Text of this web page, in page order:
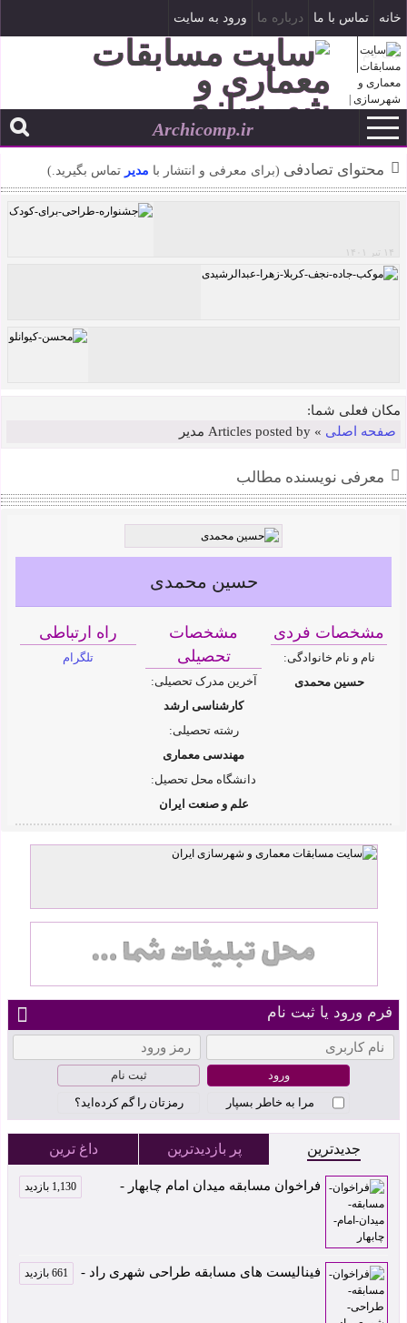
خانه تماس با ما درباره ما ورود به سایت
ثبت نام
۱۹ مرداد ۱۴۰۵Archicomp.ir
محتوای تصادفی (برای معرفی و انتشار با مدیر تماس بگیرید.)
جشنواره طراحی برای کودک
۱۴ تیر ۱۴۰۱
موکب جاده نجف-کربلا اثر زهرا عبدالرشیدی
مکان فعلی شما:
صفحه اصلی » Articles posted by مدیر
معرفی نویسنده مطالب
حسین محمدی
مشخصات فردی
نام و نام خانوادگی:
حسین محمدی
مشخصات
تحصیلی
آخرین مدرک تحصیلی:
کارشناسی ارشد
رشته تحصیلی:
مهندسی معماری
دانشگاه محل تحصیل:
علم و صنعت ایران
راه ارتباطی
تلگرام
فرم ورود یا ثبت نام
ثبت نام
مرا به خاطر بسپار
رمزتان را گم کرده‌اید؟
جدیدترین پر بازدیدترین داغ ترین
فراخوان مسابقه میدان امام چابهار - 1,130 بازدید
فینالیست های مسابقه طراحی شهری راد - 661 بازدید